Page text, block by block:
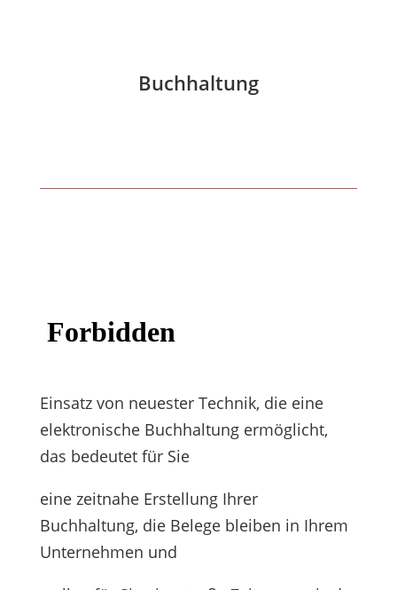
Buchhaltung
Einsatz von neuester Technik, die eine
elektronische Buchhaltung ermöglicht,
das bedeutet für Sie
eine zeitnahe Erstellung Ihrer
Buchhaltung, die Belege bleiben in Ihrem
Unternehmen und